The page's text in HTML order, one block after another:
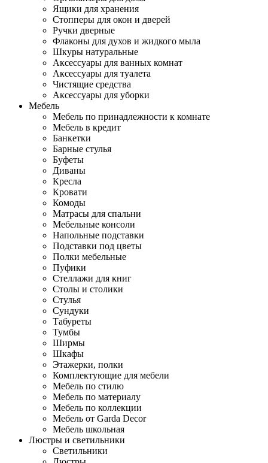
Ящики для хранения
Стопперы для окон и дверей
Ручки дверные
Флаконы для духов и жидкого мыла
Шкуры натуральные
Аксессуары для ванных комнат
Аксессуары для туалета
Чистящие средства
Аксессуары для уборки
Мебель
Мебель по принадлежности к комнате
Мебель в кредит
Банкетки
Барные стулья
Буфеты
Диваны
Кресла
Кровати
Комоды
Матрасы для спальни
Мебельные консоли
Напольные подставки
Подставки под цветы
Полки мебельные
Пуфики
Стеллажи для книг
Столы и столики
Стулья
Сундуки
Табуреты
Тумбы
Ширмы
Шкафы
Этажерки, полки
Комплектующие для мебели
Мебель по стилю
Мебель по материалу
Мебель по коллекции
Мебель от Garda Decor
Мебель школьная
Люстры и светильники
Светильники